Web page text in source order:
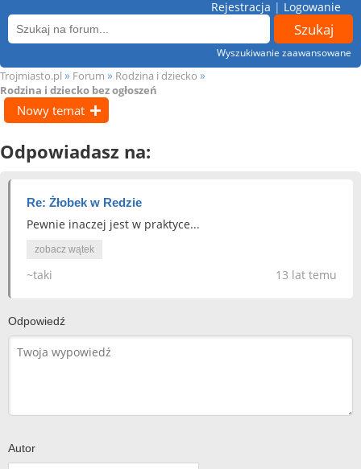
Wyszukiwanie zaawansowane
Rejestracja | Logowanie
Trojmiasto.pl » Forum » Rodzina i dziecko »
Rodzina i dziecko bez ogłoszeń
Nowy temat
Odpowiadasz na:
Re: Żłobek w Redzie
Pewnie inaczej jest w praktyce...
zobacz wątek
13 lat temu
~taki
Odpowiedź
Autor